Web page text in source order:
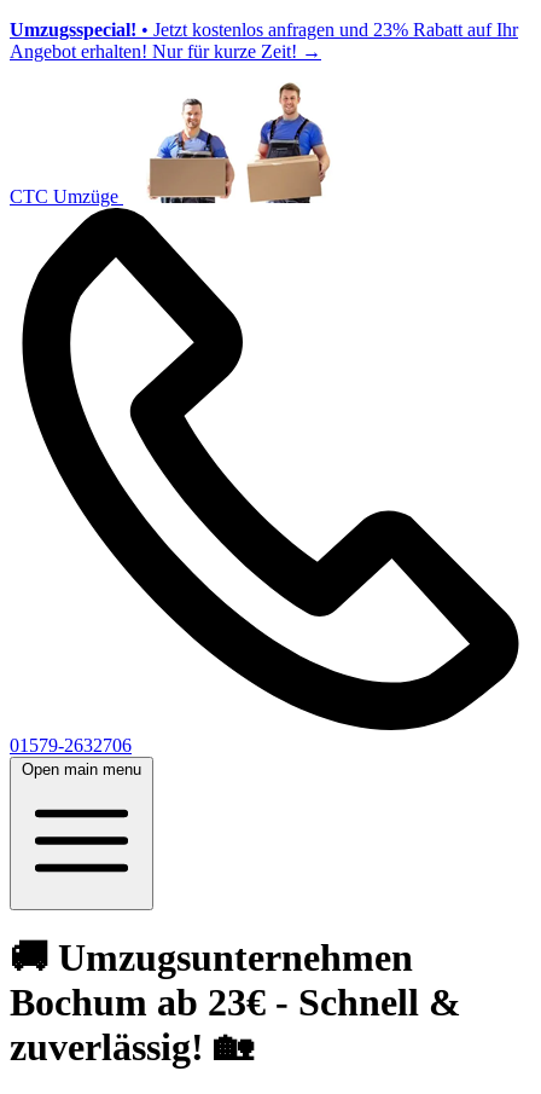
Umzugsspecial! • Jetzt kostenlos anfragen und 23% Rabatt auf Ihr
Angebot erhalten! Nur für kurze Zeit! →
CTC Umzüge
01579-2632706
Open main menu
🚚 Umzugsunternehmen
Bochum ab 23€ - Schnell &
zuverlässig! 🏡